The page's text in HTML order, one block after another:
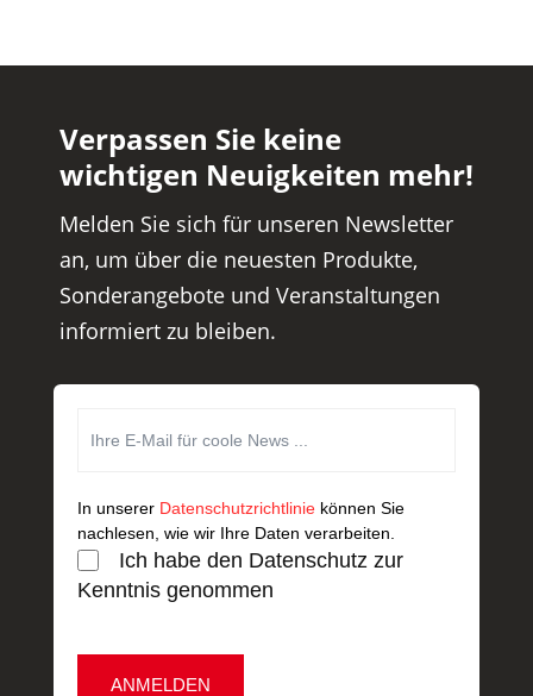
Verpassen Sie keine
wichtigen Neuigkeiten mehr!
Melden Sie sich für unseren Newsletter
an, um über die neuesten Produkte,
Sonderangebote und Veranstaltungen
informiert zu bleiben.
In unserer Datenschutzrichtliniekönnen Sie
nachlesen, wie wir Ihre Daten verarbeiten.
Ich habe den Datenschutz zur
Kenntnis genommen
ANMELDEN